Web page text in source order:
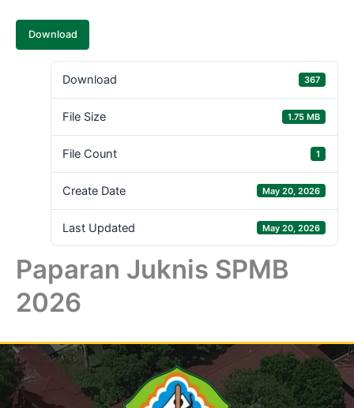
Download
Download 367
File Size 1.75 MB
File Count 1
Create Date May 20, 2026
Last Updated May 20, 2026
Paparan Juknis SPMB
2026